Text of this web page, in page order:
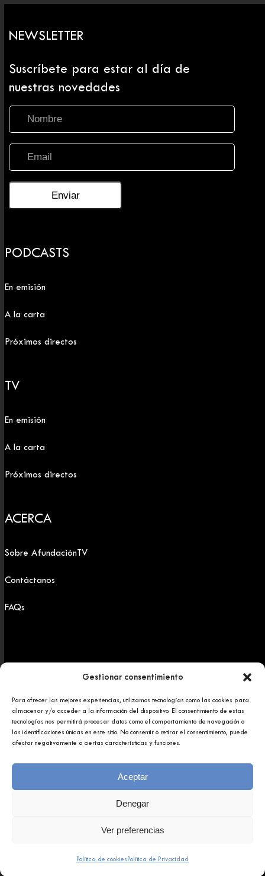
Gestionar consentimiento
Para ofrecer las mejores experiencias, utilizamos tecnologías como las cookies para
almacenar y/o acceder a la información del dispositivo. El consentimiento de estas
tecnologías nos permitirá procesar datos como el comportamiento de navegación o
las identificaciones únicas en este sitio. No consentir o retirar el consentimiento, puede
afectar negativamente a ciertas características y funciones.
Aceptar
Denegar
Ver preferencias
Política de cookies Política de Privacidad
NEWSLETTER
Suscríbete para estar al día de
nuestras novedades
PODCASTS
En emisión
A la carta
Próximos directos
TV
En emisión
A la carta
Próximos directos
ACERCA
Sobre AfundaciónTV
Contáctanos
FAQs
Copyright 2025 © Afundación Obra Social Abanca
Política de privacidad
Aviso legal